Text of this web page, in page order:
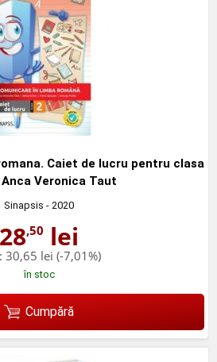
Caiet de lucru pentru clasa
Veronica Taut
Sinapsis - 2020
28,50 lei
30,65 lei (-7,01%)
în stoc
Cumpără